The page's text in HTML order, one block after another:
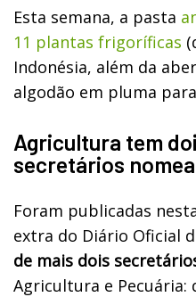
Esta semana, a pasta
11 plantas frigoríficas
Indonésia, além da
algodão em pluma
Agricultura tem
secretários
Foram publicadas
extra do Diário Oficial
de mais dois
Agricultura e Pecuária: